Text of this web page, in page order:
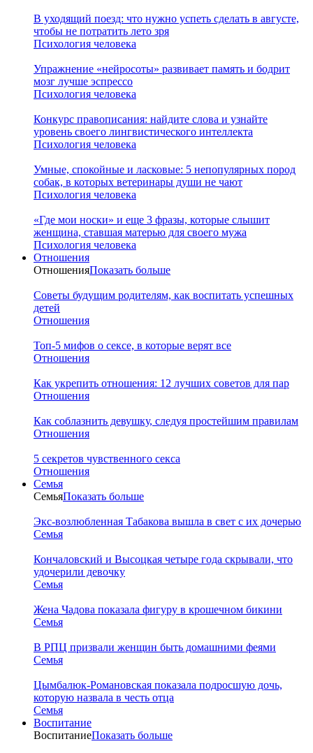
В уходящий поезд: что нужно успеть сделать в августе,
чтобы не потратить лето зря
Психология человека
Упражнение «нейросоты» развивает память и бодрит
мозг лучше эспрессо
Психология человека
Конкурс правописания: найдите слова и узнайте
уровень своего лингвистического интеллекта
Психология человека
Умные, спокойные и ласковые: 5 непопулярных пород
собак, в которых ветеринары души не чают
Психология человека
«Где мои носки» и еще 3 фразы, которые слышит
женщина, ставшая матерью для своего мужа
Психология человека
Отношения
ОтношенияПоказать больше
Советы будущим родителям, как воспитать успешных
детей
Отношения
Топ-5 мифов о сексе, в которые верят все
Отношения
Как укрепить отношения: 12 лучших советов для пар
Отношения
Как соблазнить девушку, следуя простейшим правилам
Отношения
5 секретов чувственного секса
Отношения
Семья
СемьяПоказать больше
Экс-возлюбленная Табакова вышла в свет с их дочерью
Семья
Кончаловский и Высоцкая четыре года скрывали, что
удочерили девочку
Семья
Жена Чадова показала фигуру в крошечном бикини
Семья
В РПЦ призвали женщин быть домашними феями
Семья
Цымбалюк-Романовская показала подросшую дочь,
которую назвала в честь отца
Семья
Воспитание
ВоспитаниеПоказать больше